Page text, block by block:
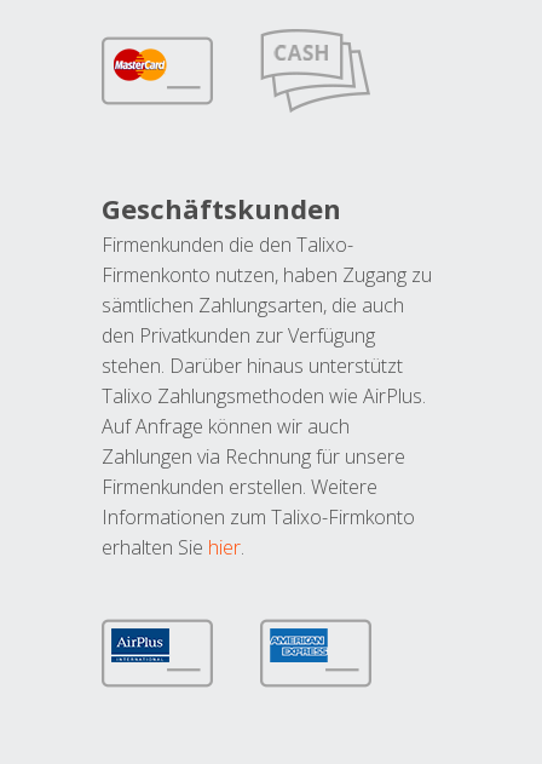
Geschäftskunden
Firmenkunden die den Talixo-
Firmenkonto nutzen, haben Zugang zu
sämtlichen Zahlungsarten, die auch
den Privatkunden zur Verfügung
stehen. Darüber hinaus unterstützt
Talixo Zahlungsmethoden wie AirPlus.
Auf Anfrage können wir auch
Zahlungen via Rechnung für unsere
Firmenkunden erstellen. Weitere
Informationen zum Talixo-Firmkonto
erhalten Sie hier.